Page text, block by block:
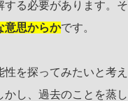
る必要があります。
意思からかです。
を探ってみたいと考
かし、過去のことを蒸